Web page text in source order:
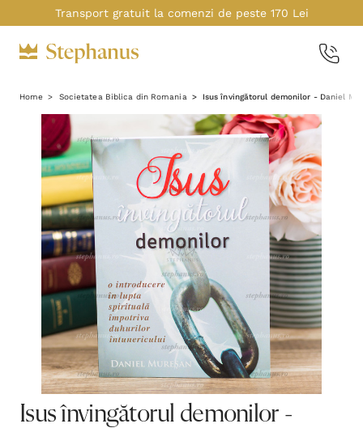
Transport gratuit la comenzi de peste 170 Lei
Home Societatea Biblica din Romania Isus învingătorul demonilor - Daniel
Isus învingătorul demonilor -